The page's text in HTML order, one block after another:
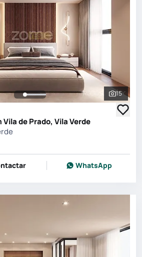
Ver
15
de Prado, Vila Verde
WhatsApp